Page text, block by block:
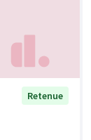
Retenue